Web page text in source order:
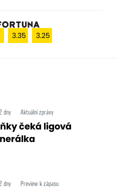
3.35 3.25
dny Aktuální zprávy
čeká ligová
dny Preview k zápasu